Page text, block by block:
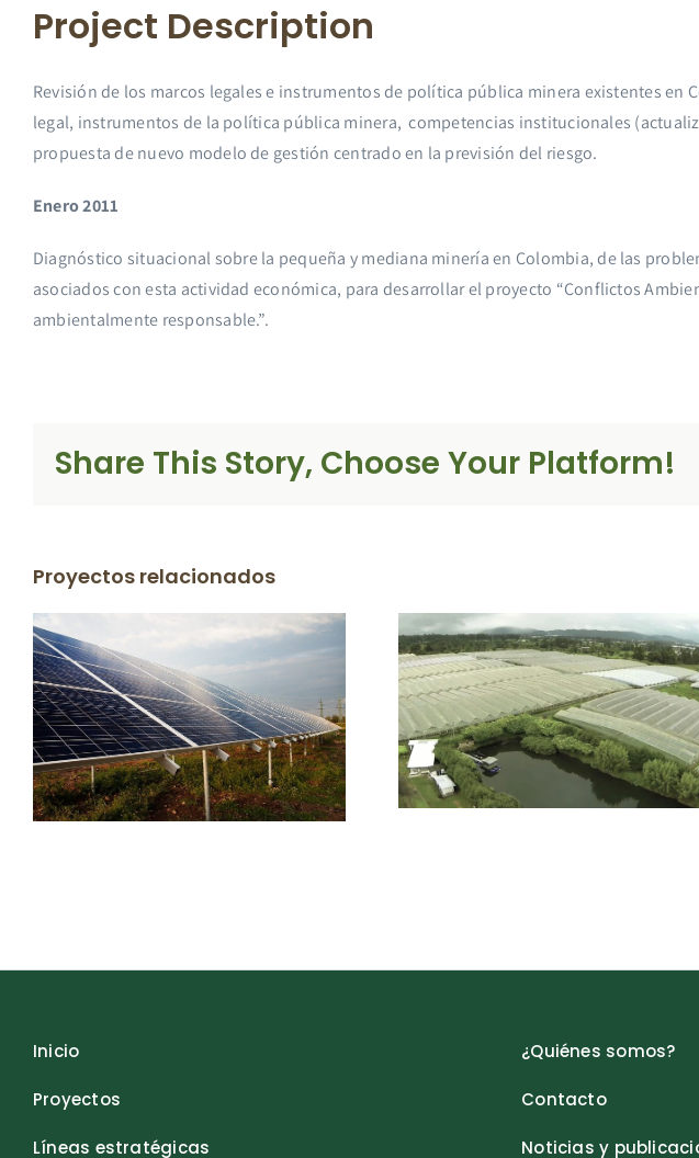
Project Description
Revisión de los marcos legales e instrumentos de política pública minera existentes en
legal, instrumentos de la política pública minera, competencias institucionales
propuesta de nuevo modelo de gestión centrado en la previsión del riesgo.
Enero 2011
Diagnóstico situacional sobre la pequeña y mediana minería en Colombia, de las
asociados con esta actividad económica, para desarrollar el proyecto “Conflictos
ambientalmente responsable.”.
Share This Story, Choose Your Platform!
Proyectos relacionados
Inicio
Proyectos
Líneas estratégicas
¿Quiénes somos?
Contacto
Noticias y